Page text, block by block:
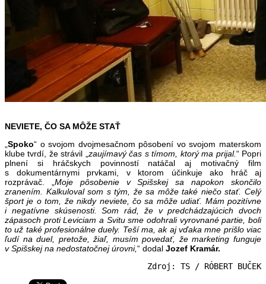
NEVIETE, ČO SA MÔŽE STAŤ
Spoko“ o svojom dvojmesačnom pôsobení vo svojom materskom
klube tvrdí, že strávil „ zaujímavý čas s tímom, ktorý ma prijal.“ Popri
plnení si hráčskych povinností natáčal aj motivačný film
s dokumentárnymi prvkami, v ktorom účinkuje ako hráč aj
rozprávač. „ Moje pôsobenie v Spišskej sa napokon skončilo
zranením. Kalkuloval som s tým, že sa môže také niečo stať. Celý
šport je o tom, že nikdy neviete, čo sa môže udiať. Mám pozitívne
i negatívne skúsenosti. Som rád, že v predchádzajúcich dvoch
zápasoch proti Leviciam a Svitu sme odohrali vyrovnané partie, boli
to už také profesionálne duely. Teší ma, ak aj vďaka mne prišlo viac
ľudí na duel, pretože, žiaľ, musím povedať, že marketing funguje
v Spišskej na nedostatočnej úrovni,“ dodal Jozef Kramár.
Zdroj: TS / RÓBERT BUČEK